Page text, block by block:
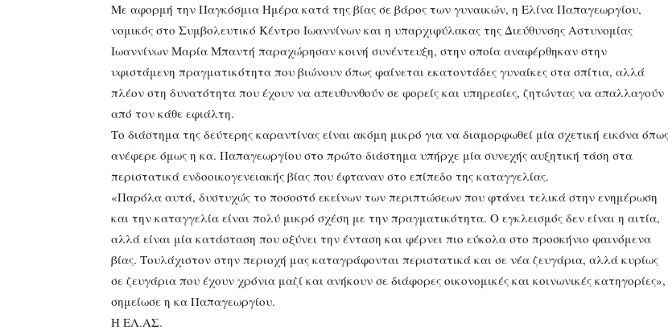
Με αφορμή την Παγκόσμια Ημέρα κατά της βίας σε βάρος των γυναικών, η Ελίνα Παπαγεωργίου,
νομικός στο Συμβολευτικό Κέντρο Ιωαννίνων και η υπαρχιφύλακας της Διεύθυνσης Αστυνομίας
Ιωαννίνων Μαρία Μπαντή παραχώρησαν κοινή συνέντευξη, στην οποία αναφέρθηκαν στην
υφιστάμενη πραγματικότητα που βιώνουν όπως φαίνεται εκατοντάδες γυναίκες στα σπίτια, αλλά
πλέον στη δυνατότητα που έχουν να απευθυνθούν σε φορείς και υπηρεσίες, ζητώντας να απαλλαγούν
από τον κάθε εφιάλτη.
Το διάστημα της δεύτερης καραντίνας είναι ακόμη μικρό για να διαμορφωθεί μία σχετική εικόνα όπως
ανέφερε όμως η κα. Παπαγεωργίου στο πρώτο διάστημα υπήρχε μία συνεχής αυξητική τάση στα
περιστατικά ενδοοικογενειακής βίας που έφταναν στο επίπεδο της καταγγελίας.
«Παρόλα αυτά, δυστυχώς το ποσοστό εκείνων των περιπτώσεων που φτάνει τελικά στην ενημέρωση
και την καταγγελία είναι πολύ μικρό σχέση με την πραγματικότητα. Ο εγκλεισμός δεν είναι η αιτία,
αλλά είναι μία κατάσταση που οξύνει την ένταση και φέρνει πιο εύκολα στο προσκήνιο φαινόμενα
βίας. Τουλάχιστον στην περιοχή μας καταγράφονται περιστατικά και σε νέα ζευγάρια, αλλά κυρίως
σε ζευγάρια που έχουν χρόνια μαζί και ανήκουν σε διάφορες οικονομικές και κοινωνικές κατηγορίες»,
σημείωσε η κα Παπαγεωργίου.
Η ΕΛ.ΑΣ.